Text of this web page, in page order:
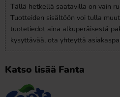
Tällä hetkellä saatavilla on vain
Tuotteiden sisältöön voi tulla
tuotetiedot aina alkuperäisestä
kysyttävää, ota yhteyttä
Katso lisää Fanta